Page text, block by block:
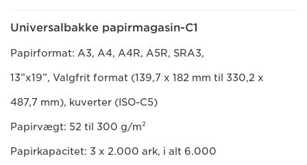
Universalbakke papirmagasin-C1
Papirformat: A3, A4, A4R, A5R, SRA3,
13”x19”, Valgfrit format (139,7 x 182 mm til 330,2 x
487,7 mm), kuverter (ISO-C5)
Papirvægt: 52 til 300 g/m²
Papirkapacitet: 3 x 2.000 ark, i alt 6.000